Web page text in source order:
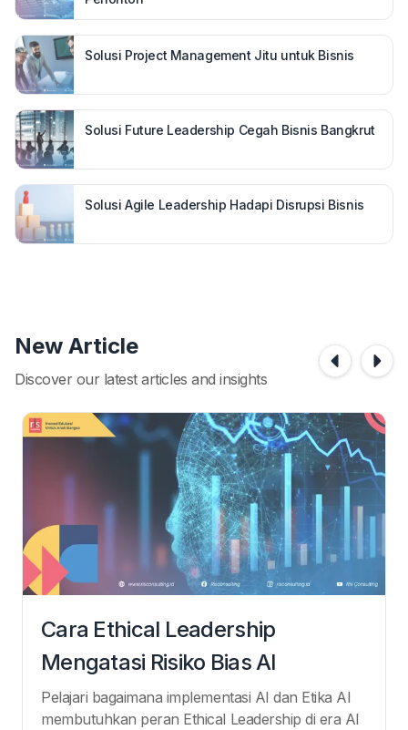
Solusi Project Management Jitu untuk Bisnis
Solusi Future Leadership Cegah Bisnis Bangkrut
Solusi Agile Leadership Hadapi Disrupsi Bisnis
New Article
Discover our latest articles and insights
Cara Ethical Leadership
Mengatasi Risiko Bias AI
Pelajari bagaimana implementasi AI dan Etika AI
membutuhkan peran Ethical Leadership di era AI